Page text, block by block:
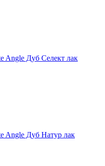
Angle Дуб Селект лак
Angle Дуб Натур лак